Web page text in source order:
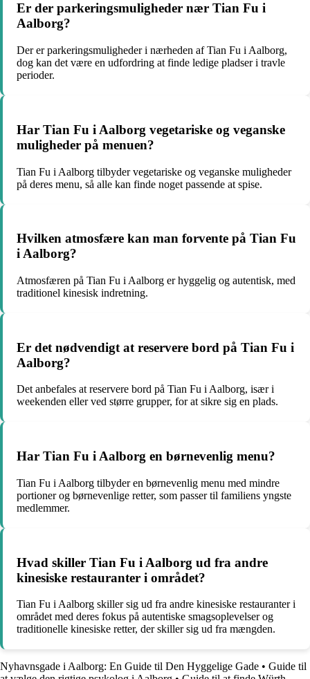
Er der parkeringsmuligheder nær Tian Fu i
Aalborg?
Der er parkeringsmuligheder i nærheden af Tian Fu i Aalborg,
dog kan det være en udfordring at finde ledige pladser i travle
perioder.
Har Tian Fu i Aalborg vegetariske og veganske
muligheder på menuen?
Tian Fu i Aalborg tilbyder vegetariske og veganske muligheder
på deres menu, så alle kan finde noget passende at spise.
Hvilken atmosfære kan man forvente på Tian Fu
i Aalborg?
Atmosfæren på Tian Fu i Aalborg er hyggelig og autentisk, med
traditionel kinesisk indretning.
Er det nødvendigt at reservere bord på Tian Fu i
Aalborg?
Det anbefales at reservere bord på Tian Fu i Aalborg, især i
weekenden eller ved større grupper, for at sikre sig en plads.
Har Tian Fu i Aalborg en børnevenlig menu?
Tian Fu i Aalborg tilbyder en børnevenlig menu med mindre
portioner og børnevenlige retter, som passer til familiens yngste
medlemmer.
Hvad skiller Tian Fu i Aalborg ud fra andre
kinesiske restauranter i området?
Tian Fu i Aalborg skiller sig ud fra andre kinesiske restauranter i
området med deres fokus på autentiske smagsoplevelser og
traditionelle kinesiske retter, der skiller sig ud fra mængden.
Nyhavnsgade i Aalborg: En Guide til Den Hyggelige Gade • Guide til